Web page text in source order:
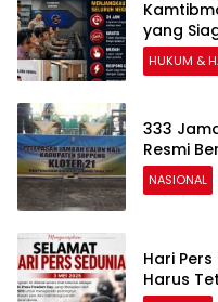
yang
HUKUM &
333
Resmi
NASIONAL
Hari
Harus